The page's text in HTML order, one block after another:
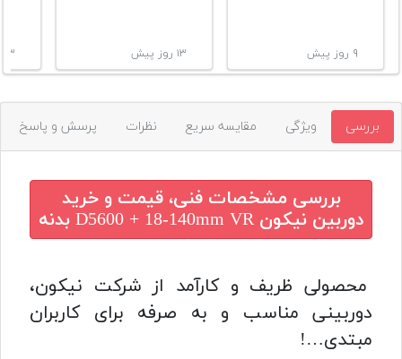
۹ روز پیش ۱۳ روز پیش ۱۳ روز پیش
بررسی ویژگی مقایسه سریع نظرات پرسش و پاسخ
بررسی مشخصات فنی، قیمت و خرید
دوربین نیکون D5600 + 18-140mm VR بدنه
محصولی ظریف و کارآمد از شرکت نیکون،
دوربینی مناسب و به صرفه برای کاربران
مبتدی…!